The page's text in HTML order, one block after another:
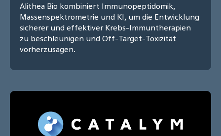
Alithea Bio kombiniert Immunopeptidomik,
Massenspektrometrie und KI, um die Entwicklung
sicherer und effektiver Krebs-Immuntherapien
zu beschleunigen und Off-Target-Toxizität
vorherzusagen.